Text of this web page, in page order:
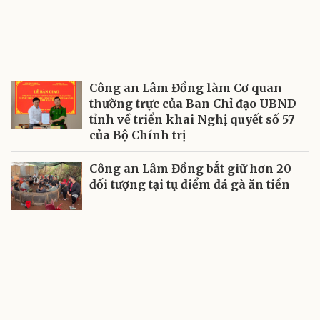
Công an Lâm Đồng làm Cơ quan
thường trực của Ban Chỉ đạo UBND
tỉnh về triển khai Nghị quyết số 57
của Bộ Chính trị
Công an Lâm Đồng bắt giữ hơn 20
đối tượng tại tụ điểm đá gà ăn tiền